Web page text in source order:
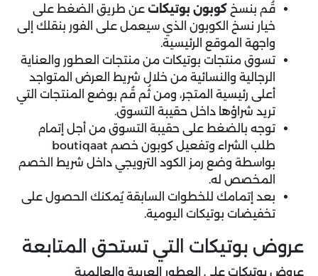
قُم بنسخ كوبون بوتيكات عن طريق الضغط على
خيار نسخ الكوبون الذي سيعمل على الفور بنقلك إلى
واجهة الموقع الرئيسية.
تسوق منتجات بوتيكات من منتجات العطور والعناية
الرجالية والنسائية من خلال شريط العرض المتواجد
أعلى رئيسية المتجر، ومن ثُم قُم بوضع المنتجات التي
تريد شراؤها داخل حقيبة التسوق.
توجه بالضغط على حقيبة التسوق من أجل إتمام
طلب الشراء وتفعيل كوبون خصم boutiqaat
بواسطة وضع رمز الكود الترويجي داخل شريط الخصم
المخصص له.
بعد إتمامك للخطوات السابقة يُمكنك الحصول على
تخفيضات بوتيكات اليومية.
عروض بوتيكات التي تستحق المتابعة
عروض بوتيكات على العطور العربية والعالمية